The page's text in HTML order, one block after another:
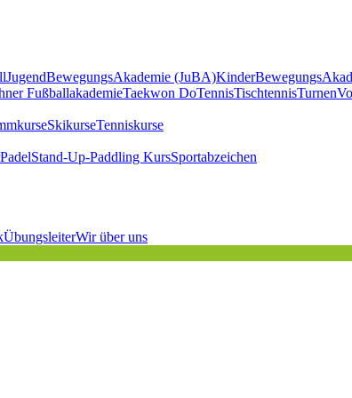
JugendBewegungsAkademie (JuBA)
FußballakademieTaekwon DoTennisTischtennisTurnen
SkikurseTenniskurse
PadelStand-Up-Paddling KursSportabzeichen
ÜbungsleiterWir über uns